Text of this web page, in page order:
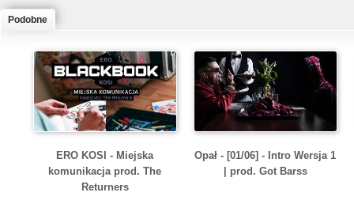
Podobne
ERO KOSI - Miejska
komunikacja prod. The
Returners
Opał - [01/06] - Intro Wersja 1
| prod. Got Barss